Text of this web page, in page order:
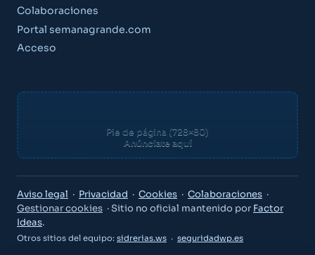
Colaboraciones
Portal semanagrande.com
Acceso
Pie de página (728×80)
Anúnciate aquí
Aviso legal · Privacidad · Cookies · Colaboraciones ·
Gestionar cookies · Sitio no oficial mantenido por Factor
Ideas.
Otros sitios del equipo: sidrerias.ws · seguridadwp.es